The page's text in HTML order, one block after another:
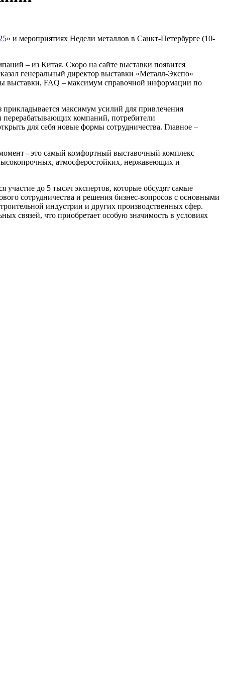
» и мероприятиях Недели металлов в Санкт-Петербурге (10-
– из Китая. Скоро на сайте выставки появится
генеральный директор выставки «Металл-Экспо»
выставки, FAQ – максимум справочной информации по
прикладывается максимум усилий для привлечения
перерабатывающих компаний, потребители
для себя новые формы сотрудничества. Главное –
- это самый комфортный выставочный комплекс
атмосферостойких, нержавеющих и
до 5 тысяч экспертов, которые обсудят самые
сотрудничества и решения бизнес-вопросов с основными
индустрии и других производственных сфер.
связей, что приобретает особую значимость в условиях